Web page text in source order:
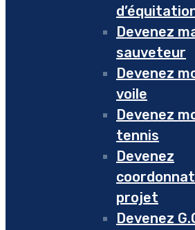
Devenez
sauveteur
Devenez
voile
Devenez
tennis
Devenez
projet
Devenez